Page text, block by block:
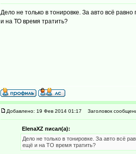
Дело не только в тонировке. За авто всё
и на ТО время тратить?
Добавлено: 19 Фев 2014 01:17 Заголовок
ElenaXZ писал(а):
Дело не только в тонировке. За авто всё
ещё и на ТО время тратить?